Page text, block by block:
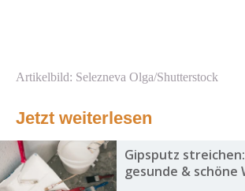
Artikelbild: Selezneva Olga/Shutterstock
Jetzt weiterlesen
Gipsputz
gesunde & schöne